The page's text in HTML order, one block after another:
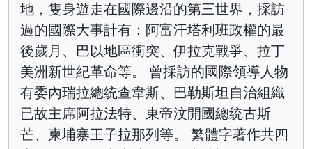
地，隻身遊走在國際邊沿的第三世界，採訪
過的國際大事計有：阿富汗塔利班政權的最
後歲月、巴以地區衝突、伊拉克戰爭、拉丁
美洲新世紀革命等。 曾採訪的國際領導人物
有委內瑞拉總统查韋斯、巴勒斯坦自治組織
已故主席阿拉法特、東帝汶開國總统古斯
芒、柬埔寨王子拉那列等。 繁體字著作共四